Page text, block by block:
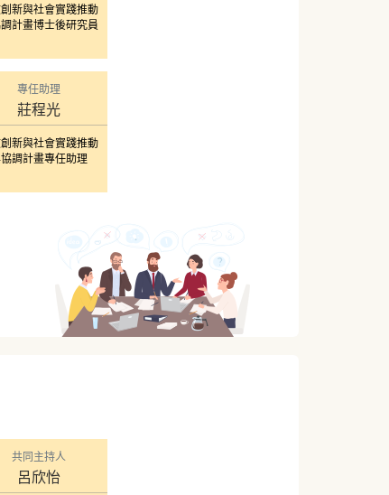
新與社會實踐推動
計畫博士後研究員
莊程光
專任助理
新與社會實踐推動
調計畫專任助理
呂欣怡
共同主持人